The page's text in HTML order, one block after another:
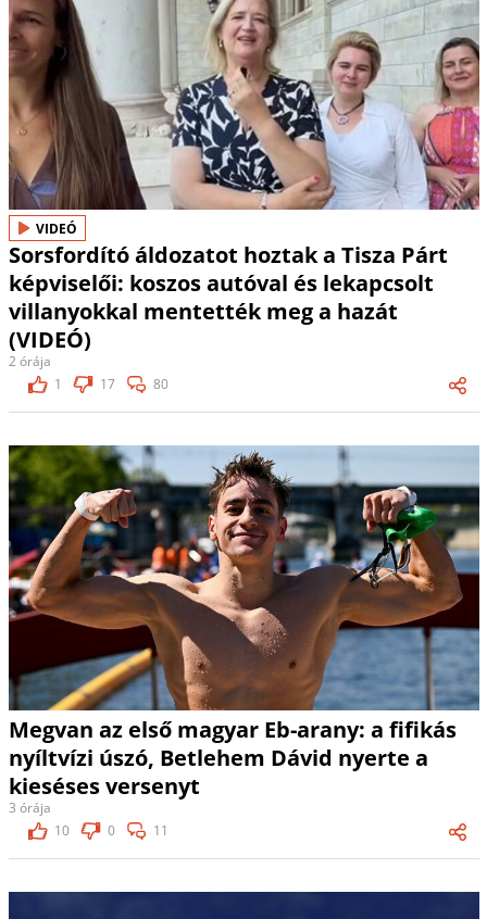
VIDEÓ
Sorsfordító áldozatot hoztak a Tisza Párt
képviselői: koszos autóval és lekapcsolt
villanyokkal mentették meg a hazát
(VIDEÓ)
2 órája
1
17 80
Megvan az első magyar Eb-arany: a fifikás
nyíltvízi úszó, Betlehem Dávid nyerte a
kieséses versenyt
3 órája
10
0 11